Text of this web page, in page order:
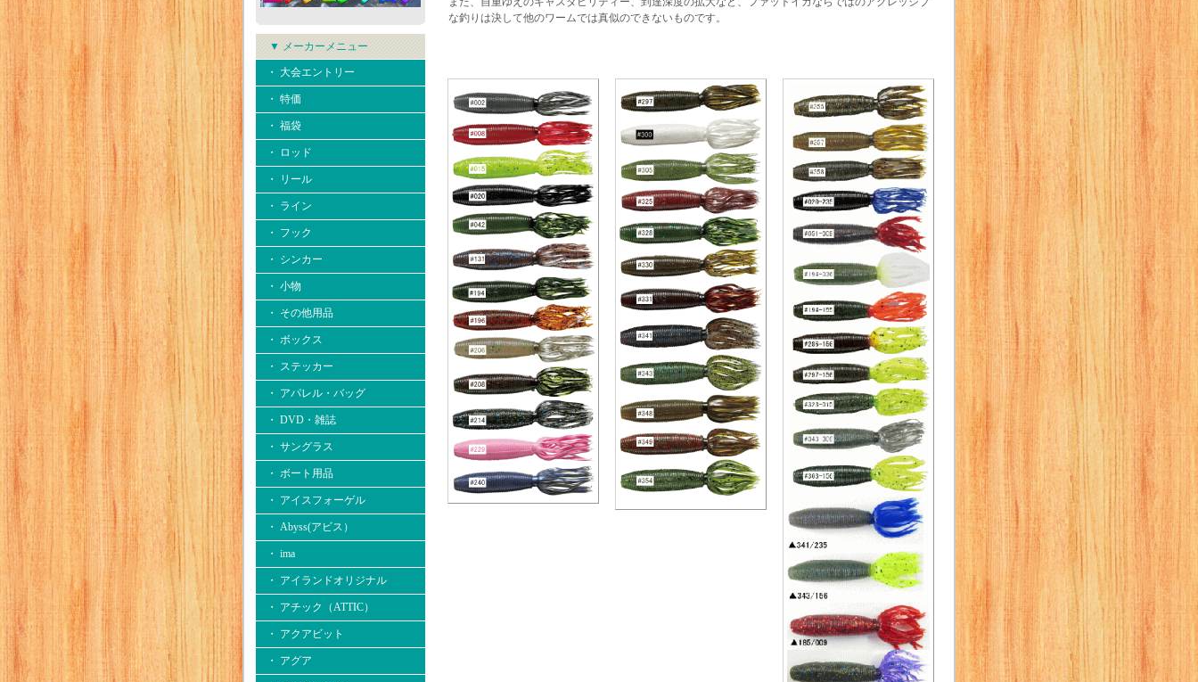
▼ メーカーメニュー
・ 大会エントリー
・ 特価
・ 福袋
・ ロッド
・ リール
・ ライン
・ フック
・ シンカー
・ 小物
・ その他用品
・ ボックス
・ ステッカー
・ アパレル・バッグ
・ DVD・雑誌
・ サングラス
・ ボート用品
・ アイスフォーゲル
・ Abyss(アビス）
・ ima
・ アイランドオリジナル
・ アチック（ATTIC）
・ アクアビット
・ アグア
な釣りは決して他のワームでは真似のできないものです。